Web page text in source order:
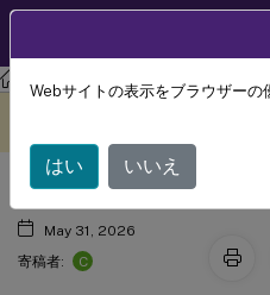
展開のトラブルシ
May 31, 2026
寄稿者:
C
Webサイトの表示をブラウザーの
はい いいえ